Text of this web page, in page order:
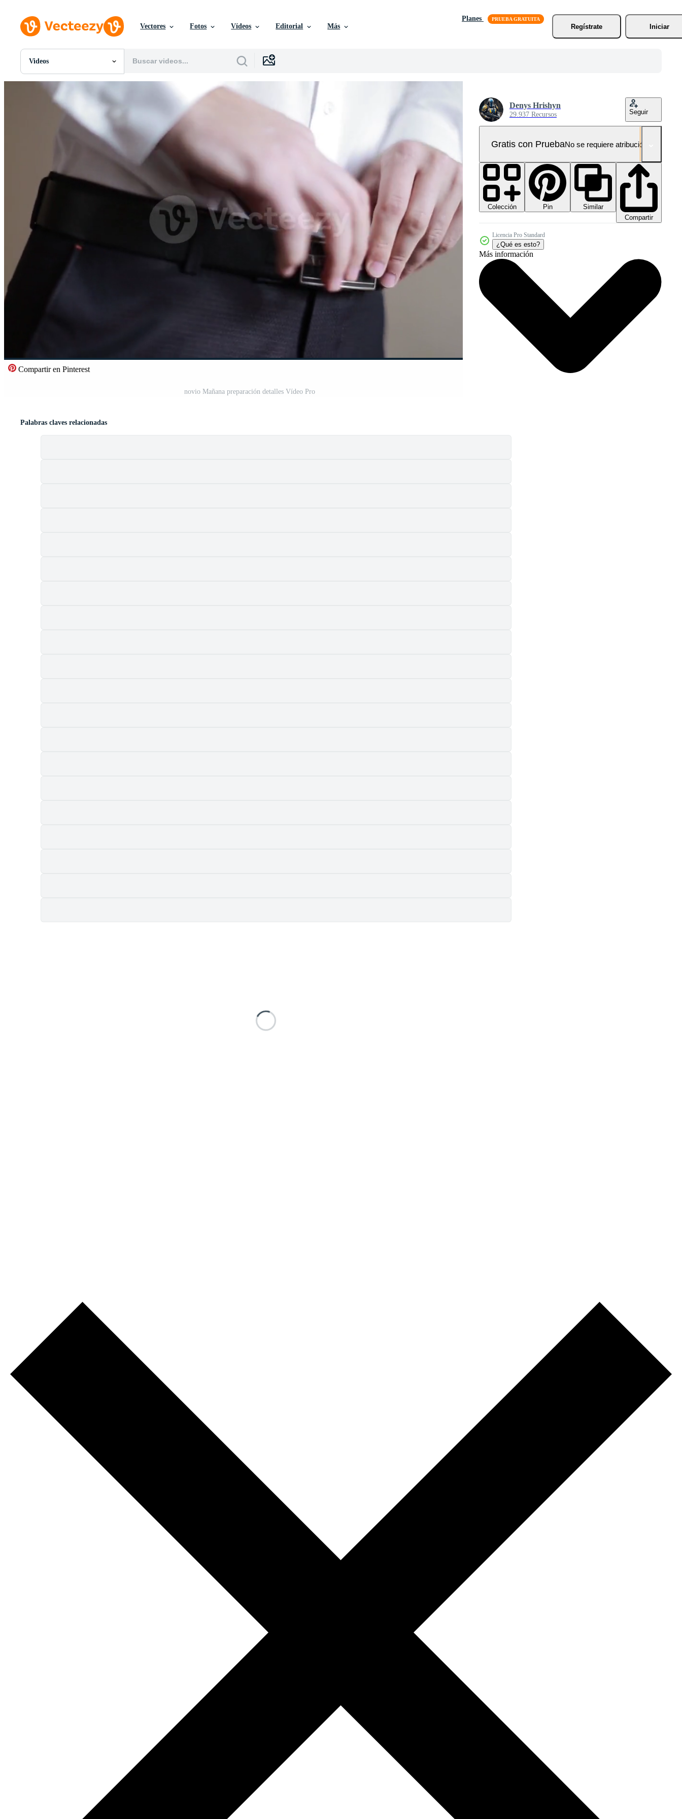
Vectores Fotos Vídeos Editorial Más
Planes
Regístrate
Iniciar
Videos
Todas Imágenes
PSDs
Eventos Editoriales
Compartir en Pinterest
novio Mañana preparación detalles Vídeo Pro
Denys Hrishyn
29.937 Recursos Seguir
Gratis con PruebaNo se requiere atribución!
Colección Pin
Similar
Compartir
Licencia Pro Standard
¿Qué es esto?
Más información
Palabras claves relacionadas